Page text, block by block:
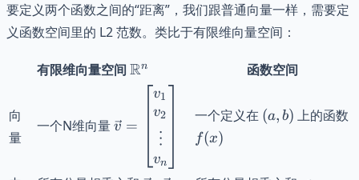
要定义两个函数之间的“距离”，我们跟普通向量一样，需要定
义函数空间里的 L2 范数。类比于有限维向量空间：
有限维向量空间 \mathbb{R}^n
Rn 函数空间
向
量
一个N维向量
\vdots \\v_n \end{bmatrix}
v =
v1
v2
⋮
vn
一个定义在 (a,b)
(a, b) 上的函数
f(x)
f(x)